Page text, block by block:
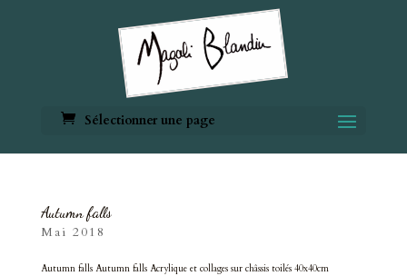
Sélectionner une page
Autumn falls
Mai 2018
Autumn falls Autumn falls Acrylique et collages sur châssis toilés 40x40cm